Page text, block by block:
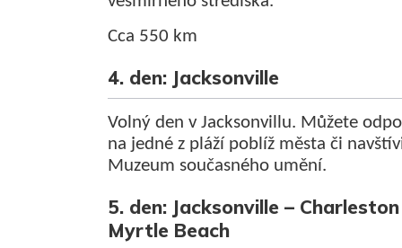
Cca 550 km
4. den: Jacksonville
Volný den v Jacksonvillu. Můžete
na jedné z pláží poblíž města či
Muzeum současného umění.
5. den: Jacksonville –
Myrtle Beach